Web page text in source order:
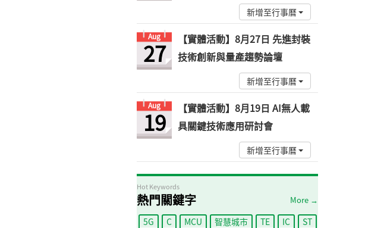
新增至行事曆
Aug
27
【實體活動】8月27日 先進封裝
技術創新與量產趨勢論壇
新增至行事曆
Aug
19
【實體活動】8月19日 AI無人載
具關鍵技術應用研討會
新增至行事曆
Hot Keywords
熱門關鍵字 More →
5G C MCU 智慧城市 TE IC
ST